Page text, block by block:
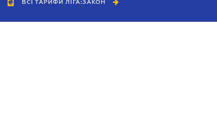
ВСІ ТАРИФИ ЛІГА:ЗАКОН